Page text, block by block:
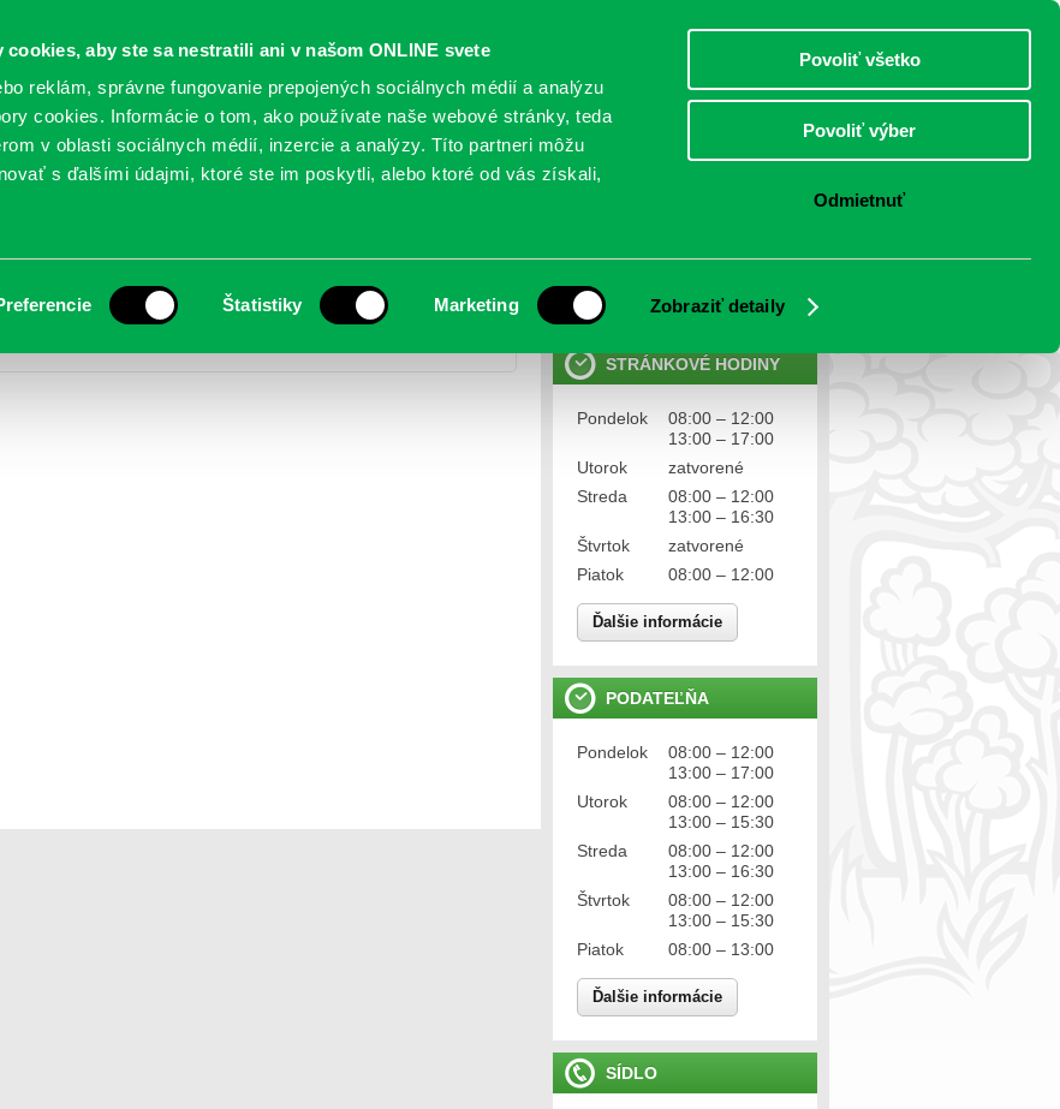
aby ste sa nestratili ani v našom ONLINE svete
reklám, správne fungovanie prepojených sociálnych médií a analýzu
cookies. Informácie o tom, ako používate naše webové stránky, teda
v oblasti sociálnych médií, inzercie a analýzy. Títo partneri môžu
s ďalšími údajmi, ktoré ste im poskytli, alebo ktoré od vás získali,
Štatistiky Marketing Zobraziť detaily
Povoliť všetko
Povoliť výber
Odmietnuť
Oficiálne stránky
PETRŽALSKÉ KONTO
OBLASTI NOVINY MAPY TLAČIVÁ KONTAKTY
Ochrana osobných údajov
STRÁNKOVÉ HODINY
Pondelok
08:00 – 12:00
13:00 – 17:00
Utorok
zatvorené
Streda
08:00 – 12:00
13:00 – 16:30
Štvrtok
zatvorené
Piatok
08:00 – 12:00
Ďalšie informácie
PODATEĽŇA
Pondelok
08:00 – 12:00
13:00 – 17:00
Utorok
08:00 – 12:00
13:00 – 15:30
Streda
08:00 – 12:00
13:00 – 16:30
Štvrtok
08:00 – 12:00
13:00 – 15:30
Piatok
08:00 – 13:00
Ďalšie informácie
SÍDLO
– 3.6.2023
> IMG_5924